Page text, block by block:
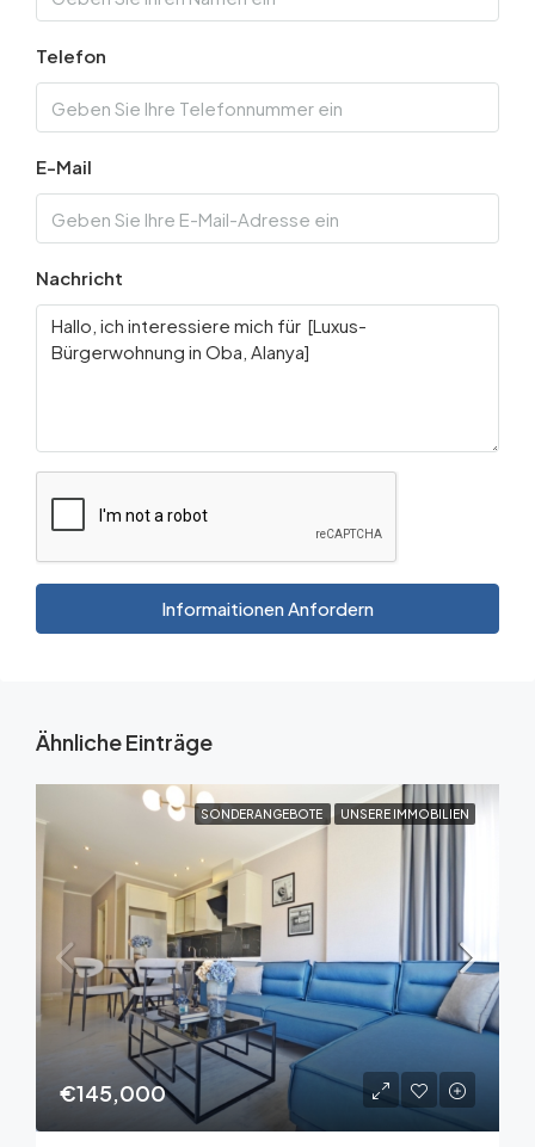
Telefon
E-Mail
Nachricht
Informaitionen Anfordern
Ähnliche Einträge
SONDERANGEBOTE UNSERE IMMOBILIEN
€145,000